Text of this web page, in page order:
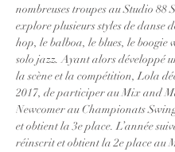
nombreuses troupes au Studio 88
explore plusieurs styles de danse
hop, le balboa, le blues, le boogie
solo jazz. Ayant alors développé
la scène et la compétition, Lola
2017, de participer au Mix and
Newcomer au Championats
et obtient la 3e place. L’année
réinscrit et obtient la 2e place au